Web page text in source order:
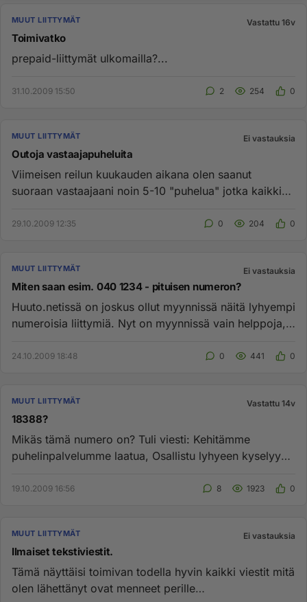
MUUT LIITTYMÄT Vastattu 16v
Toimivatko
prepaid-liittymät ulkomailla?...
31.10.2009 15:50 2 254 0
MUUT LIITTYMÄT Ei vastauksia
Outoja vastaajapuheluita
Viimeisen reilun kuukauden aikana olen saanut
suoraan vastaajaani noin 5-10 "puhelua" jotka kaikki
29.10.2009 12:35 0 204 0
MUUT LIITTYMÄT Ei vastauksia
Miten saan esim. 040 1234 - pituisen numeron?
Huuto.netissä on joskus ollut myynnissä näitä lyhyempi
numeroisia liittymiä. Nyt on myynnissä vain helppoja,
24.10.2009 18:48 0 441 0
MUUT LIITTYMÄT Vastattu 14v
18388?
Mikäs tämä numero on? Tuli viesti: Kehitämme
puhelinpalvelumme laatua, Osallistu lyhyeen kyselyyn
19.10.2009 16:56 8 1923 0
MUUT LIITTYMÄT Ei vastauksia
Ilmaiset tekstiviestit.
Tämä näyttäisi toimivan todella hyvin kaikki viestit mitä
olen lähettänyt ovat menneet perille